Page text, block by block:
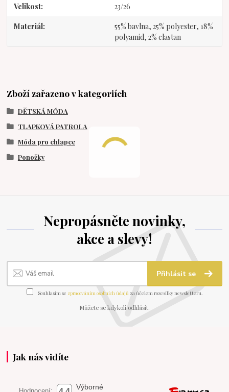
Velikost 23/26
Materiál
55% bavlna, 25% polyester, 18%
polyamid, 2% elastan
Zboží zařazeno v kategoriích
DĚTSKÁ MÓDA
TLAPKOVÁ PATROLA
Móda pro chlapce
Ponožky
Nepropásněte novinky,
akce a slevy!
Přihlásit se
Souhlasím se zpracováním osobních údajů za účelem rozesílky newsletteru.
Můžete se kdykoli odhlásit.
Jak nás vidíte